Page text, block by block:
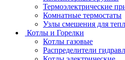
Термоэлектрические
Комнатные термостаты
Узлы смешения для
Котлы и Горелки
Котлы газовые
Распределители